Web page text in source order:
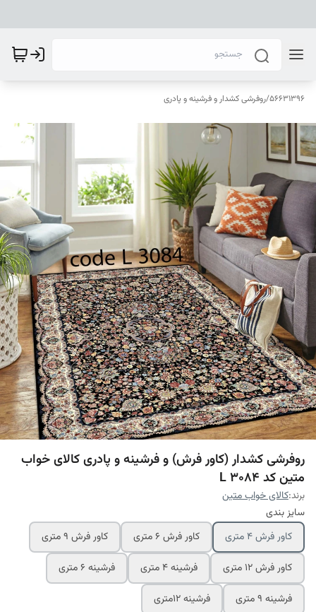
56631396
/روفرشی کشدار و فرشینه و پادری
روفرشی کشدار (کاور فرش) و فرشینه و پادری کالای خواب
متین کد L 3084
برند:کالای خواب متین
سایز بندی
کاور فرش 4 متری
کاور فرش 6 متری
کاور فرش 9 متری
کاور فرش 12 متری
فرشینه 4 متری
فرشینه 6 متری
فرشینه 9 متری
فرشینه 12متری